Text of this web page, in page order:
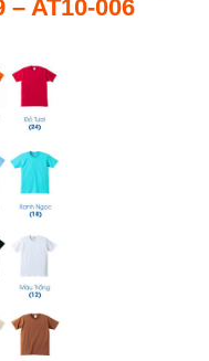
AT10-006